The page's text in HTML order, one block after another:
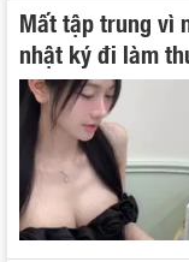
Mất tập trung vì
nhật ký đi làm